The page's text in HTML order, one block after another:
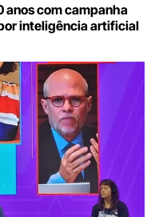
anos com campanha
inteligência artificial